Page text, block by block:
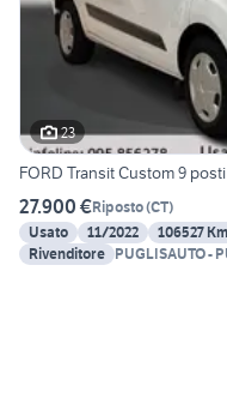
23
FORD Transit Custom 9
27.900 €Riposto(CT)
Usato
11/2022 106527 Km
Rivenditore